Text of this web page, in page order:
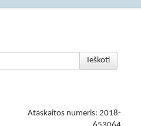
Ieškoti
Ataskaitos numeris: 2018-